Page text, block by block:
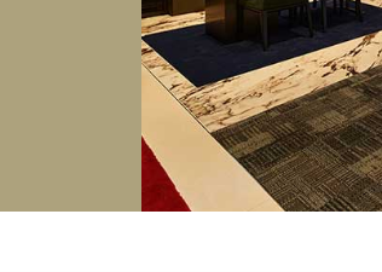
正規取り扱いブランド一覧はこちら
ヒューリックスクエア札幌
ショップリスト一覧はこちら